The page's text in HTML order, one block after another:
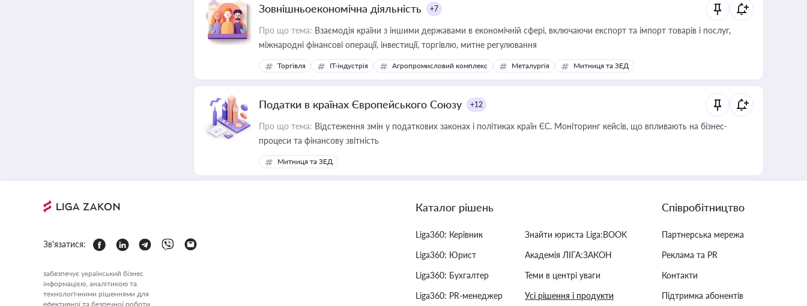
Зовнішньоекономічна діяльність +7
Про що тема: Взаємодія країни з іншими державами в економічній сфері, включаючи експорт та імпорт товарів і послуг,
міжнародні фінансові операції, інвестиції, торгівлю, митне регулювання
Торгівля IT-індустрія Агропромисловий комплекс Металургія Митниця та ЗЕД
Податки в країнах Європейського Союзу +12
Про що тема: Відстеження змін у податкових законах і політиках країн ЄС. Моніторинг кейсів, що впливають на бізнес-
процеси та фінансову звітність
Митниця та ЗЕД
Зв'язатися:
забезпечує український бізнес
інформацією, аналітикою та
технологічними рішеннями для
ефективної та безпечної роботи.
Каталог рішень
Liga360: Керівник
Liga360: Юрист
Liga360: Бухгалтер
Liga360: PR-менеджер
Знайти юриста Liga:BOOK
Академія ЛІГА:ЗАКОН
Теми в центрі уваги
Усі рішення і продукти
Співробітництво
Партнерська мережа
Реклама та PR
Контакти
Підтримка абонентів